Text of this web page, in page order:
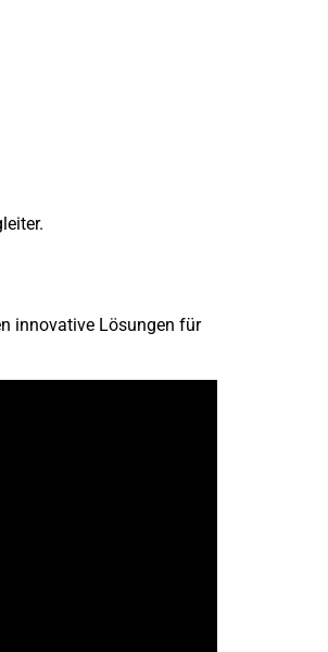
innovative Lösungen für